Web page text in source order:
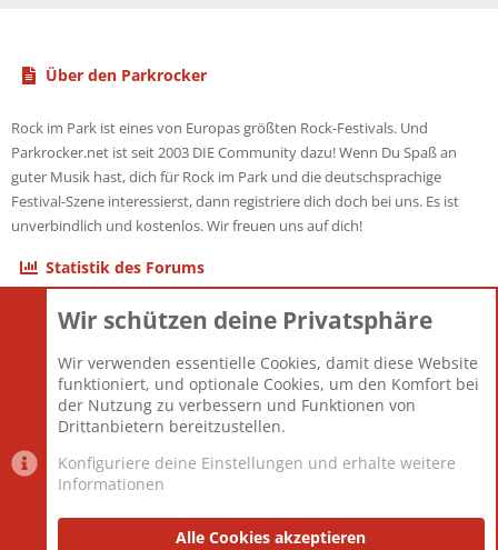
Über den Parkrocker
Rock im Park ist eines von Europas größten Rock-Festivals. Und
Parkrocker.net ist seit 2003 DIE Community dazu! Wenn Du Spaß an
guter Musik hast, dich für Rock im Park und die deutschsprachige
Festival-Szene interessierst, dann registriere dich doch bei uns. Es ist
unverbindlich und kostenlos. Wir freuen uns auf dich!
Statistik des Forums
Themen
Mitglieder
12.427
Neuestes Mitglied
Berlin
Datenschutzerklärung Impressum
Wir schützen deine Privatsphäre
Wir verwenden essentielle Cookies, damit diese Website
funktioniert, und optionale Cookies, um den Komfort bei
der Nutzung zu verbessern und Funktionen von
Drittanbietern bereitzustellen.
Konfiguriere deine Einstellungen und erhalte weitere
Informationen
Alle Cookies akzeptieren